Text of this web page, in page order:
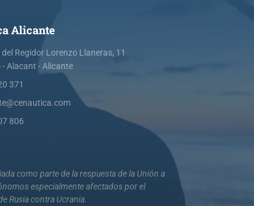
Alicante
del Regidor Lorenzo Llaneras, 11
- Alacant - Alicante
371
806
como parte de la respuesta de la Unión a
especialmente afectados por el
Rusia contra Ucrania.